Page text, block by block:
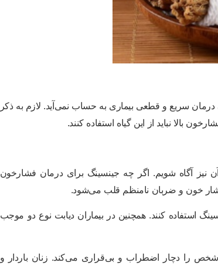
درمان سریع و قطعی بیماری به حساب نمی‌آید. لازم به ذکر
بالا نباید از این گیاه استفاده کنند.
نیز آگاه شویم. اگر چه جینسینگ برای درمان فشارخون
خون و ضربان نامنظم قلب می‌شود.
استفاده کنند. همچنین در بیماران دیابت نوع دو موجب
را دچار اضطراب و بی‌قراری می‌کند. زنان باردار و